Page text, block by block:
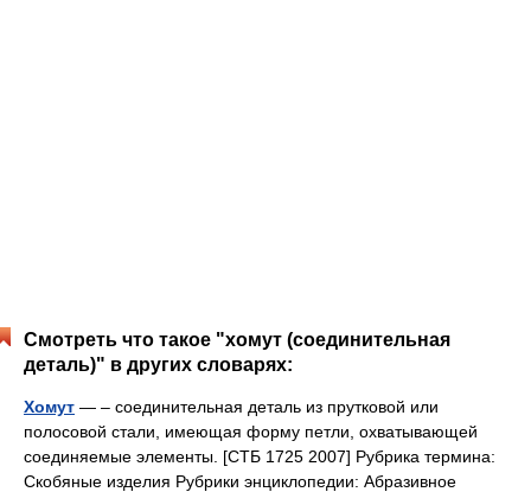
Смотреть что такое "хомут (соединительная
деталь)" в других словарях:
Хомут — – соединительная деталь из прутковой или
полосовой стали, имеющая форму петли, охватывающей
соединяемые элементы. [СТБ 1725 2007] Рубрика термина:
Скобяные изделия Рубрики энциклопедии: Абразивное